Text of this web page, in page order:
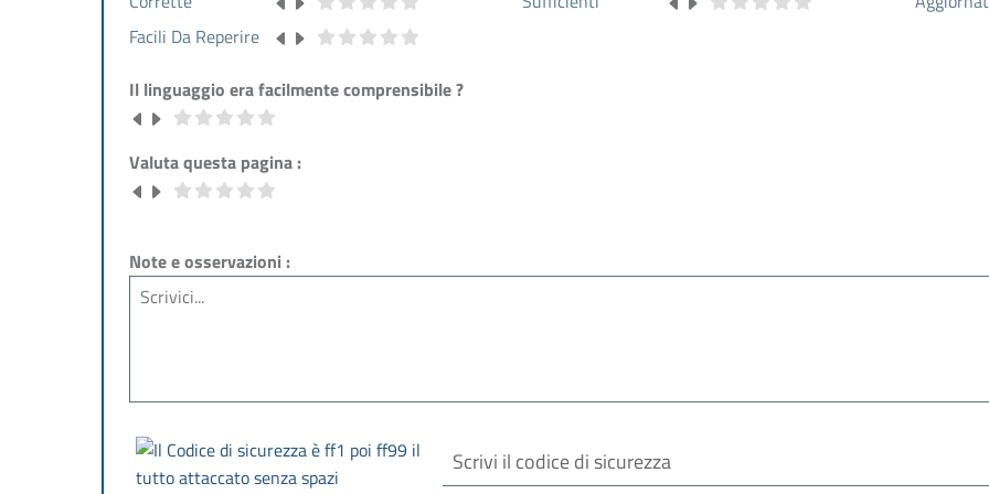
Facili Da Reperire
Il linguaggio era facilmente comprensibile ?
Valuta questa pagina :
Note e osservazioni :